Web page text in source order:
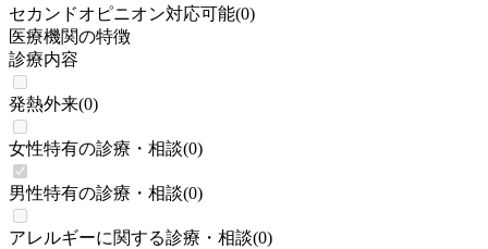
セカンドオピニオン対応可能(0)
医療機関の特徴
診療内容
発熱外来(0)
女性特有の診療・相談(0)
男性特有の診療・相談(0)
アレルギーに関する診療・相談(0)